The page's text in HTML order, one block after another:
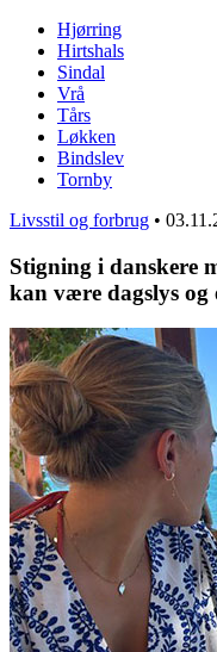
Hjørring
Hirtshals
Sindal
Vrå
Tårs
Løkken
Bindslev
Tornby
Livsstil og forbrug •
Stigning i danskere
kan være dagslys og